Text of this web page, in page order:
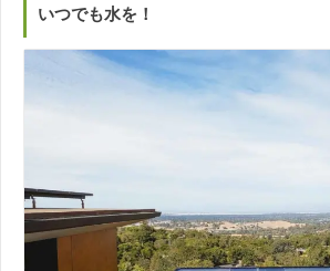
いつでも水を！